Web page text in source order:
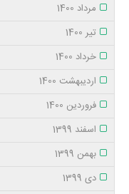
مرداد 1400
تیر 1400
خرداد 1400
اردیبهشت 1400
فروردین 1400
اسفند 1399
بهمن 1399
دی 1399